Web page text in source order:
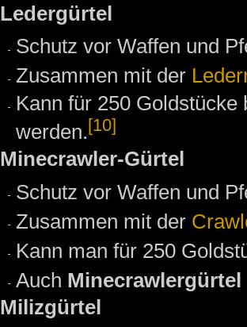
Ledergürtel
Schutz vor Waffen und
Zusammen mit der
Kann für 250
werden.[10]
Minecrawler-Gürtel
Schutz vor Waffen und
Zusammen mit der
Kann man für 250
Auch Minecrawlergürtel
Milizgürtel